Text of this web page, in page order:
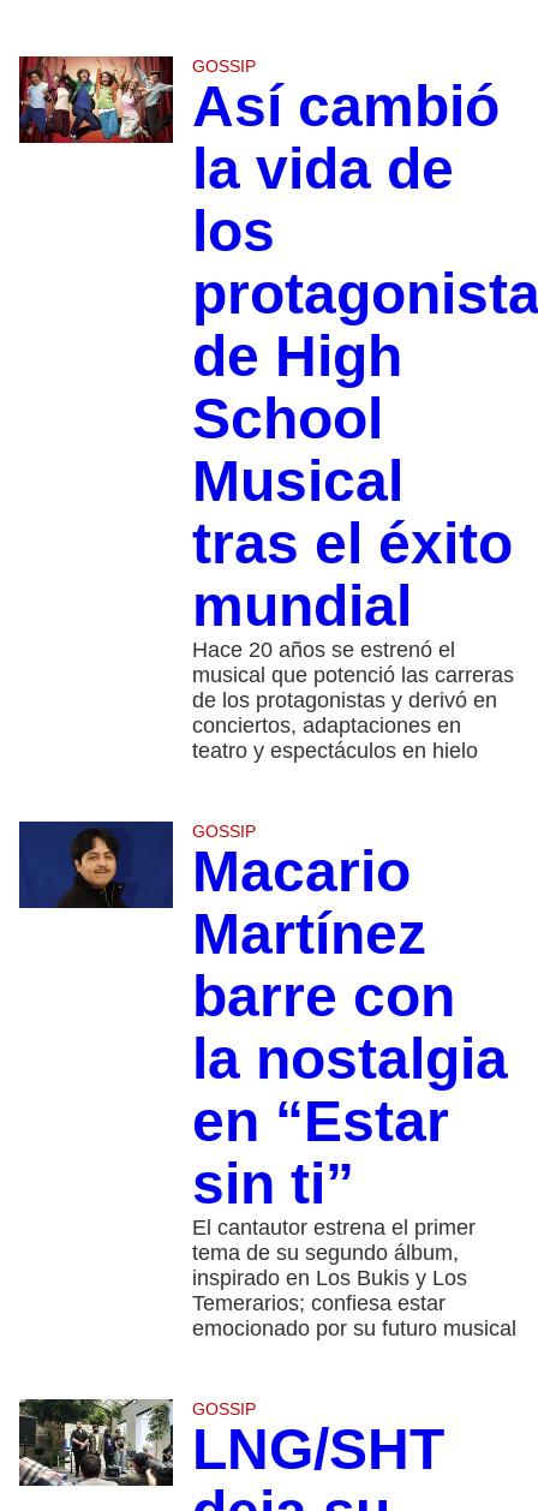
GOSSIP
Así cambió
la vida de
los
de High
School
Musical
tras el éxito
mundial
Hace 20 años se estrenó el
musical que potenció las carreras
de los protagonistas y derivó en
conciertos, adaptaciones en
teatro y espectáculos en hielo
GOSSIP
Macario
Martínez
barre con
la nostalgia
en “Estar
sin ti”
El cantautor estrena el primer
tema de su segundo álbum,
inspirado en Los Bukis y Los
Temerarios; confiesa estar
emocionado por su futuro musical
GOSSIP
LNG/SHT